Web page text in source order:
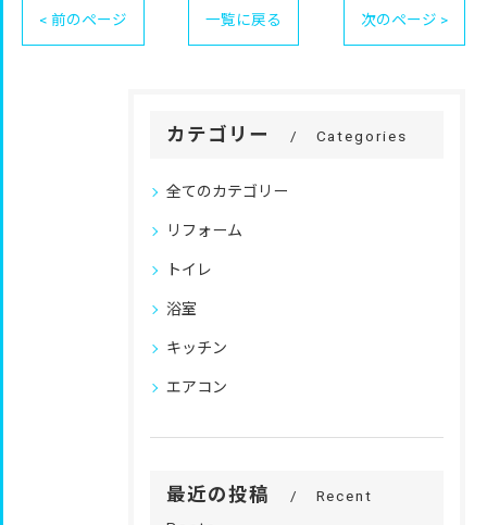
< 前のページ 一覧に戻る 次のページ >
カテゴリー Categories
全てのカテゴリー
リフォーム
トイレ
浴室
キッチン
エアコン
最近の投稿
Recent